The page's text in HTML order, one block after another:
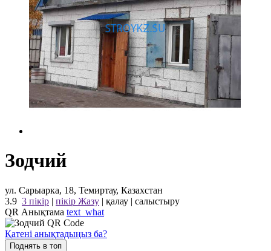
Зодчий
ул. Сарыарка, 18, Темиртау, Казахстан
3.9 3 пікір | пікір Жазу | қалау | салыстыру
QR Анықтама text_what
Қатені анықтадыңыз ба?
Поднять в топ